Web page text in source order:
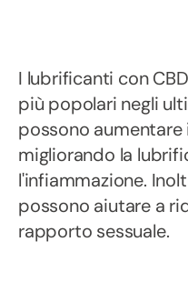
I lubrificanti con
più popolari negli
possono aumentare
migliorando la
l'infiammazione.
possono aiutare a
rapporto sessuale.